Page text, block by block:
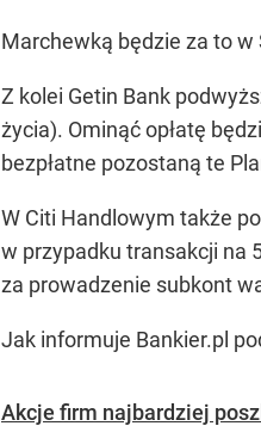
Marchewką będzie za to w
Z kolei Getin Bank
życia). Ominąć opłatę
bezpłatne pozostaną te
W Citi Handlowym także
w przypadku transakcji na
za prowadzenie subkont
Jak informuje Bankier.pl
Akcje firm najbardziej